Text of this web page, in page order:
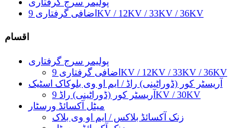
پولیمر سرج گرفتاری
اضافی گرفتاری 9KV / 12KV / 33KV / 36KV
اقسام
پولیمر سرج گرفتاری
اضافی گرفتاری 9KV / 12KV / 33KV / 36KV
آریسٹر کور (ڈوراٹینی) راڈ / ایم او وی بلوکاک اسٹیک
آریسٹر کور (ڈوراٹینی) راڈ 9KV / 30KV
میٹل آکسائڈ ورسٹار
زنک آکسائڈ بلاکس / ایم او وی بلاک